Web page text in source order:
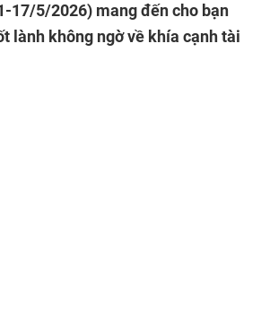
17/5/2026) mang đến cho bạn
lành không ngờ về khía cạnh tài